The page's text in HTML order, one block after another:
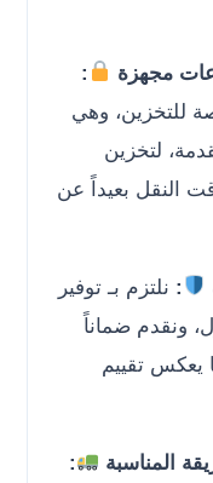
مجهزة
:
للتخزين، وهي
لتخزين
النقل بعيداً عن
: نلتزم بـ توفير
ونقدم ضماناً
يعكس تقييم
المناسبة
: